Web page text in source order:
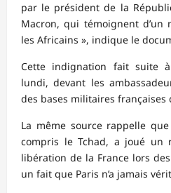
par le président de la
Macron, qui témoignent d’un
les Africains », indique le
Cette indignation fait suite
lundi, devant les
des bases militaires
La même source rappelle que
compris le Tchad, a joué un
libération de la France lors
un fait que Paris n’a jamais